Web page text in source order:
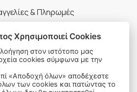
& Πληρωμές
Απορρήτου
Cookies
Χρήσης & Ασφάλεια
Χρησιμοποιεί Cookies
στον ιστότοπο μας
cookies σύμφωνα με την
των cookies και πατώντας το